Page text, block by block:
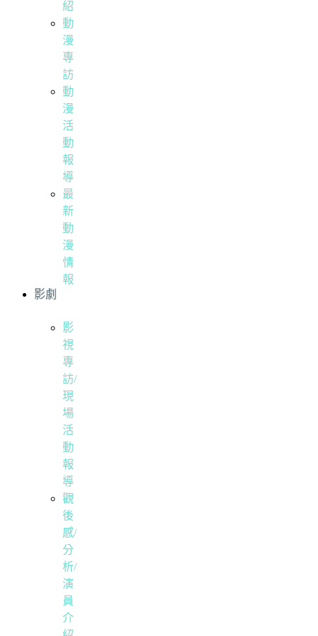
紹
動
漫
專
訪
動
漫
活
動
報
導
最
新
動
漫
情
報
影劇
影
視
專
訪/
現
場
活
動
報
導
觀
後
感/
分
析/
演
員
介